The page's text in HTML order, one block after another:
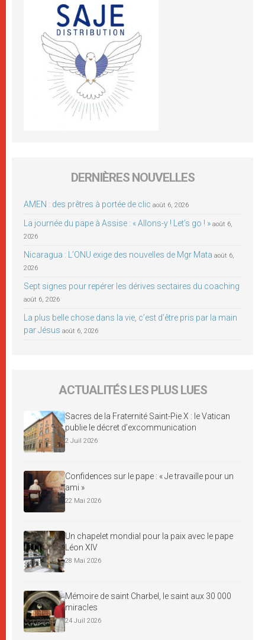
DERNIÈRES NOUVELLES
AMEN : des prêtres à portée de clic août 6, 2026
La journée du pape à Assise : « Allons-y ! Let’s go ! » août 6,
2026
Nicaragua : L’ONU exige des nouvelles de Mgr Mata août 6,
2026
Sept signes pour repérer les dérives sectaires du coaching
août 6, 2026
La plus belle chose dans la vie, c’est d’être pris par la main
par Jésus août 6, 2026
ACTUALITÉS LES PLUS LUES
Sacres de la Fraternité Saint-Pie X : le Vatican
publie le décret d’excommunication
2 Juil 2026
Confidences sur le pape : « Je travaille pour un
ami »
22 Mai 2026
Un chapelet mondial pour la paix avec le pape
Léon XIV
28 Mai 2026
Mémoire de saint Charbel, le saint aux 30 000
miracles
24 Juil 2026